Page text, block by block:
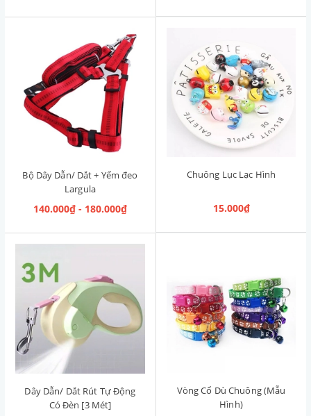
Bộ Dây Dẫn/ Dắt + Yếm đeo
Largula
140.000₫ - 180.000₫
Chuông Lục Lạc Hình
15.000₫
Dây Dẫn/ Dắt Rút Tự Động
Có Đèn [3 Mét]
Vòng Cổ Dù Chuông (Mẫu
Hình)